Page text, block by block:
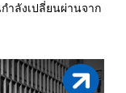
ำลังเปลี่ยนผ่านจาก